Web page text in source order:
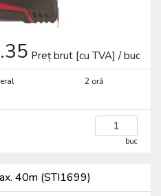
Preț brut [cu TVA] / buc
2 oră
buc
40m (STI1699)